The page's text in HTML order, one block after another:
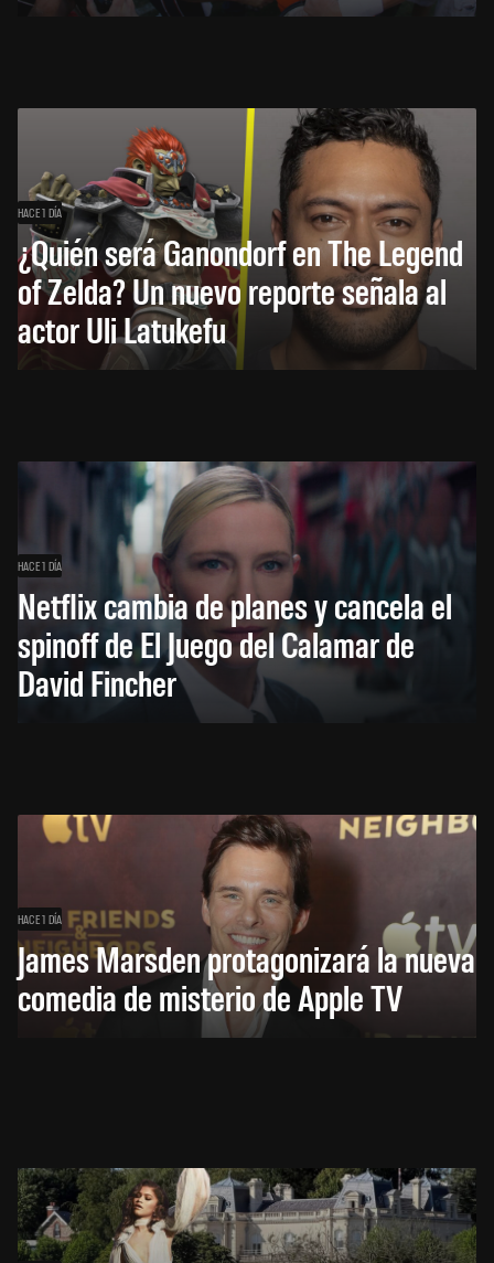
HACE 1 DÍA
¿Quién será Ganondorf en The Legend
of Zelda? Un nuevo reporte señala al
actor Uli Latukefu
HACE 1 DÍA
Netflix cambia de planes y cancela el
spinoff de El Juego del Calamar de
David Fincher
HACE 1 DÍA
James Marsden protagonizará la nueva
comedia de misterio de Apple TV